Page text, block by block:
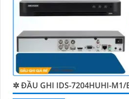
✲ ĐẦU GHI IDS-7204HUHI-M1/